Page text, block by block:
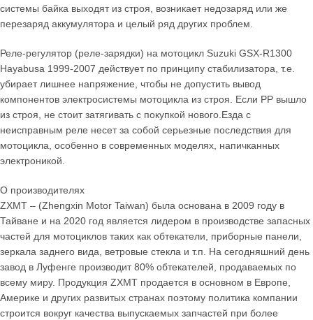
системы байка выходят из строя, возникает недозаряд или же
перезаряд аккумулятора и целый ряд других проблем.
Реле-регулятор (реле-зарядки) на мотоцикл Suzuki GSX-R1300
Hayabusa 1999-2007 действует по принципу стабилизатора, т.е.
убирает лишнее напряжение, чтобы не допустить вывод
компонентов электросистемы мотоцикла из строя. Если РР вышло
из строя, не стоит затягивать с покупкой нового.Езда с
неисправным реле несет за собой серьезные последствия для
мотоцикла, особенно в современных моделях, напичканных
электроникой.
О производителях
ZXMT – (Zhengxin Motor Taiwan) была основана в 2009 году в
Тайване и на 2020 год является лидером в производстве запасных
частей для мотоциклов таких как обтекатели, приборные панели,
зеркала заднего вида, ветровые стекла и т.п. На сегодняшний день
завод в Луфенге производит 80% обтекателей, продаваемых по
всему миру. Продукция ZXMT продается в основном в Европе,
Америке и других развитых странах поэтому политика компании
строится вокруг качества выпускаемых запчастей при более